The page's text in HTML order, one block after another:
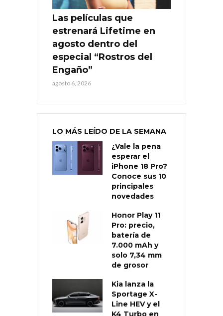
Las películas que
estrenará Lifetime en
agosto dentro del
especial “Rostros del
Engaño”
agosto 6, 2026
LO MÁS LEÍDO DE LA SEMANA
¿Vale la pena
esperar el
iPhone 18 Pro?
Conoce sus 10
principales
novedades
Honor Play 11
Pro: precio,
batería de
7.000 mAh y
solo 7,34 mm
de grosor
Kia lanza la
Sportage X-
Line HEV y el
K4 Turbo en